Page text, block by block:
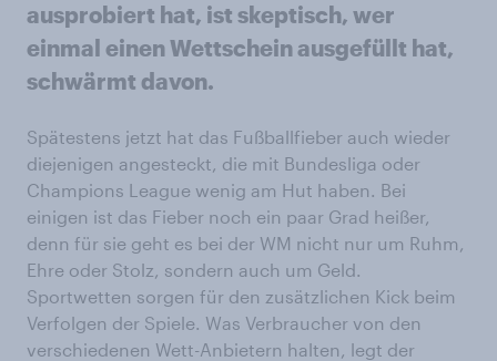
ausprobiert hat, ist skeptisch, wer
einmal einen Wettschein ausgefüllt hat,
schwärmt davon.
Spätestens jetzt hat das Fußballfieber auch wieder
diejenigen angesteckt, die mit Bundesliga oder
Champions League wenig am Hut haben. Bei
einigen ist das Fieber noch ein paar Grad heißer,
denn für sie geht es bei der WM nicht nur um Ruhm,
Ehre oder Stolz, sondern auch um Geld.
Sportwetten sorgen für den zusätzlichen Kick beim
Verfolgen der Spiele. Was Verbraucher von den
verschiedenen Wett-Anbietern halten, legt der